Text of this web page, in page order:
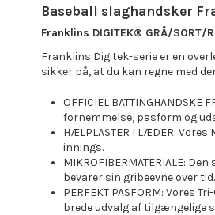
Baseball slaghandsker
Franklins DIGITEK® GRÅ/SORT/
Franklins Digitek-serie er en
sikker på, at du kan regne med
OFFICIEL
fornemmelse, pasform og
HÆLPLASTER I LÆDER:
innings.
MIKROFIBERMATERIALE:
bevarer sin gribeevne over tid.
PERFEKT PASFORM:
brede udvalg af tilgængelige